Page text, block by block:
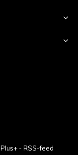
Plus+ - RSS-feed